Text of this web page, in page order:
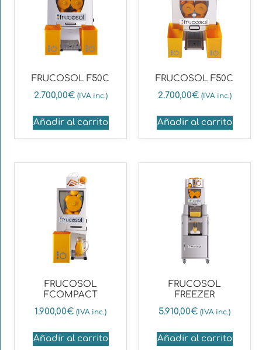
FRUCOSOL F50C
2.700,00€ (IVA inc.)
Añadir al carrito
FRUCOSOL F50C
2.700,00€ (IVA inc.)
Añadir al carrito
FRUCOSOL
FCOMPACT
1.900,00€ (IVA inc.)
Añadir al carrito
FRUCOSOL
FREEZER
5.910,00€ (IVA inc.)
Añadir al carrito